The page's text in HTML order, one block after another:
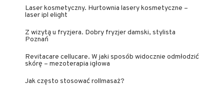
Laser kosmetyczny. Hurtownia lasery kosmetyczne –
laser ipl elight
Z wizytą u fryzjera. Dobry fryzjer damski, stylista
Poznań
Revitacare cellucare. W jaki sposób widocznie odmłodzić
skórę – mezoterapia igłowa
Jak często stosować rollmasaż?